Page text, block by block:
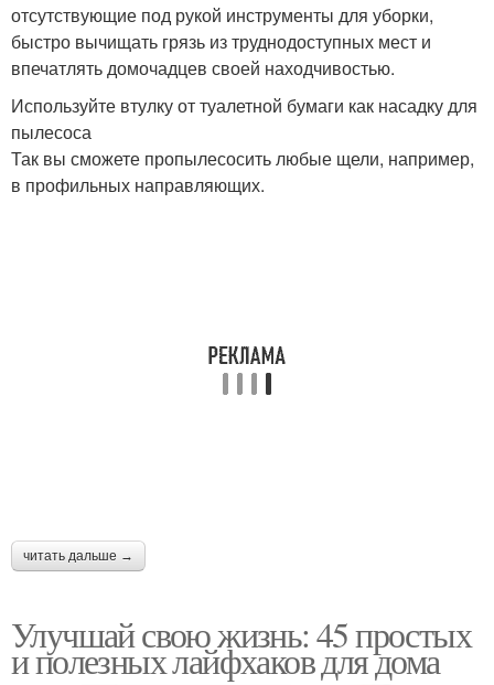
отсутствующие под рукой инструменты для уборки,
быстро вычищать грязь из труднодоступных мест и
впечатлять домочадцев своей находчивостью.
Используйте втулку от туалетной бумаги как насадку для
пылесоса
Так вы сможете пропылесосить любые щели, например,
в профильных направляющих.
читать дальше →
Улучшай свою жизнь: 45 простых
и полезных лайфхаков для дома